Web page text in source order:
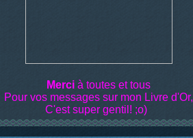
Merci à toutes et tous
Pour vos messages sur mon Livre d'Or,
C'est super gentil! ;o)